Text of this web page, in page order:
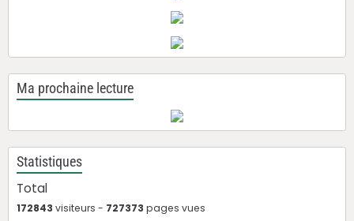
Ma prochaine lecture
Statistiques
Total
172843 visiteurs - 727373 pages vues